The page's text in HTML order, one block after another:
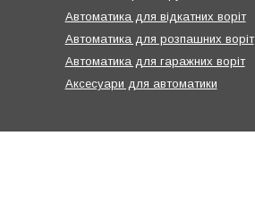
Автоматика для відкатних воріт
Автоматика для розпашних воріт
Автоматика для гаражних воріт
Аксесуари для автоматики